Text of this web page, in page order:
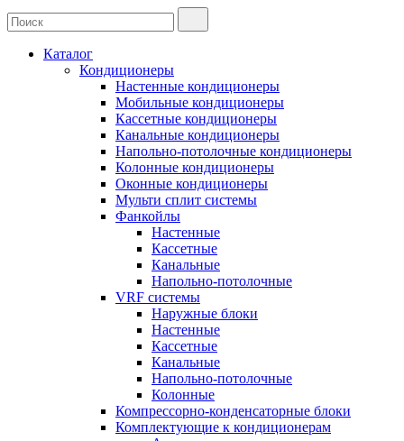
Каталог
Кондиционеры
Настенные кондиционеры
Мобильные кондиционеры
Кассетные кондиционеры
Канальные кондиционеры
Напольно-потолочные кондиционеры
Колонные кондиционеры
Оконные кондиционеры
Мульти сплит системы
Фанкойлы
Настенные
Кассетные
Канальные
Напольно-потолочные
VRF системы
Наружные блоки
Настенные
Кассетные
Канальные
Напольно-потолочные
Колонные
Компрессорно-конденсаторные блоки
Комплектующие к кондиционерам